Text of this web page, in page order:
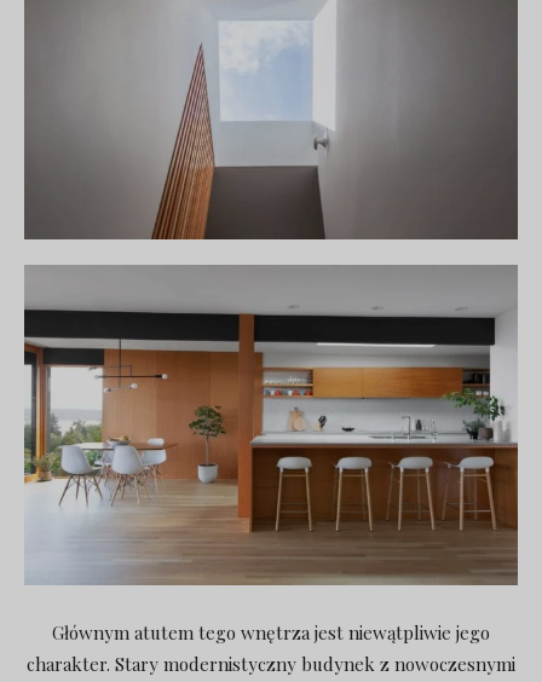
Głównym atutem tego wnętrza jest niewątpliwie jego
charakter. Stary modernistyczny budynek z nowoczesnymi